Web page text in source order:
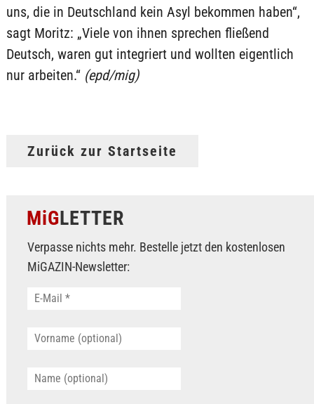
uns, die in Deutschland kein Asyl bekommen haben“,
sagt Moritz: „Viele von ihnen sprechen fließend
Deutsch, waren gut integriert und wollten eigentlich
nur arbeiten.“ (epd/mig)
Zurück zur Startseite
MiGLETTER
Verpasse nichts mehr. Bestelle jetzt den kostenlosen
MiGAZIN-Newsletter: